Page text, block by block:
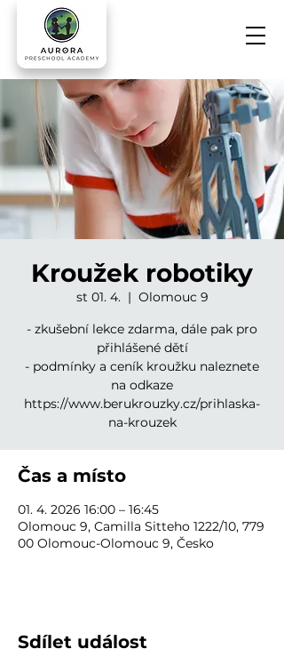
Kroužek robotiky
st 01. 4.
  |
Olomouc 9
- zkušební lekce zdarma, dále pak pro
přihlášené dětí
- podmínky a ceník kroužku naleznete
na odkaze
https://www.berukrouzky.cz/prihlaska-
na-krouzek
Čas a místo
01. 4. 2026 16:00 – 16:45
Olomouc 9, Camilla Sitteho 1222/10, 779
00 Olomouc-Olomouc 9, Česko
Sdílet událost